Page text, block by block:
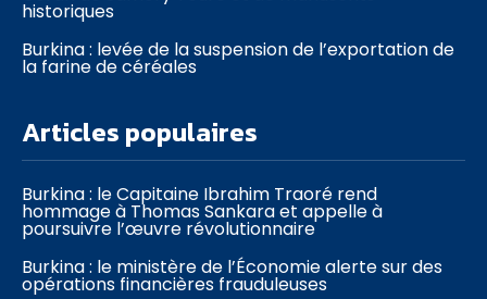
historiques
Burkina : levée de la suspension de l’exportation de
la farine de céréales
Articles populaires
Burkina : le Capitaine Ibrahim Traoré rend
hommage à Thomas Sankara et appelle à
poursuivre l’œuvre révolutionnaire
Burkina : le ministère de l’Économie alerte sur des
opérations financières frauduleuses